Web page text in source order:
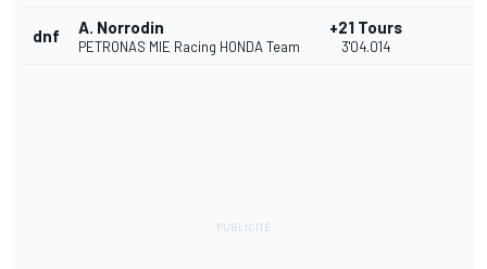
dnf A. Norrodin
PETRONAS MIE Racing HONDA Team
+21 Tours
3'04.014